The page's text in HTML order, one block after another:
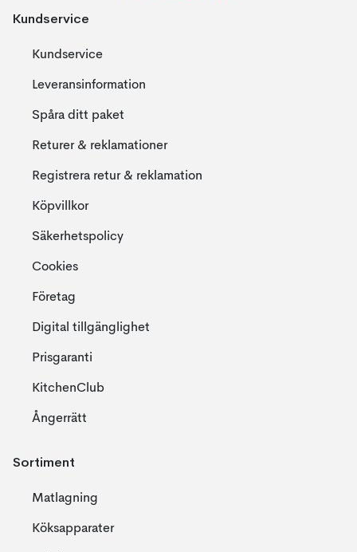
Kundservice
Kundservice
Leveransinformation
Spåra ditt paket
Returer & reklamationer
Registrera retur & reklamation
Köpvillkor
Säkerhetspolicy
Cookies
Företag
Digital tillgänglighet
Prisgaranti
KitchenClub
Ångerrätt
Sortiment
Matlagning
Köksapparater